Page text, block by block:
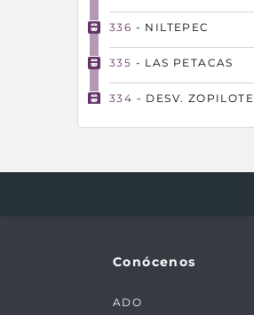
336 - NILTEPEC
335 - LAS PETACAS
334 - DESV. ZOPILOTE
332- DESV. REFORMA
Conócenos
ADO